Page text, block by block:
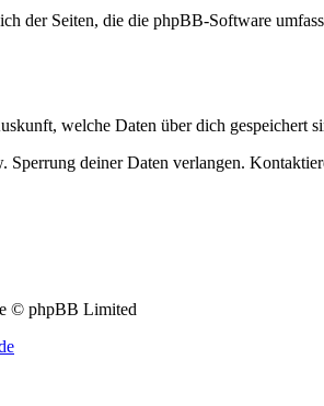
der Seiten, die die phpBB-Software
welche Daten über dich gespeichert
Sperrung deiner Daten verlangen.
© phpBB Limited